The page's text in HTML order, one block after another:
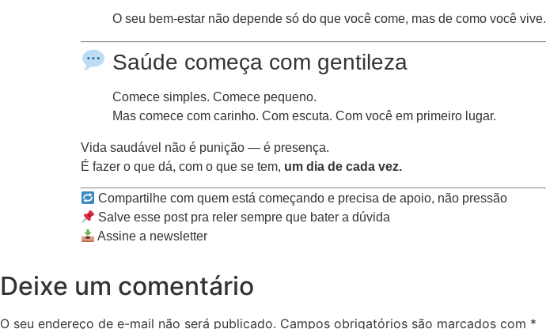
O seu bem-estar não depende só do que você come, mas de como você vive.
Saúde começa com gentileza
Comece simples. Comece pequeno.
Mas comece com carinho. Com escuta. Com você em primeiro lugar.
Vida saudável não é punição — é presença.
É fazer o que dá, com o que se tem, um dia de cada vez.
Compartilhe com quem está começando e precisa de apoio, não pressão
Salve esse post pra reler sempre que bater a dúvida
Assine a newsletter
Deixe um comentário
O seu endereço de e-mail não será publicado. Campos obrigatórios são marcados com *